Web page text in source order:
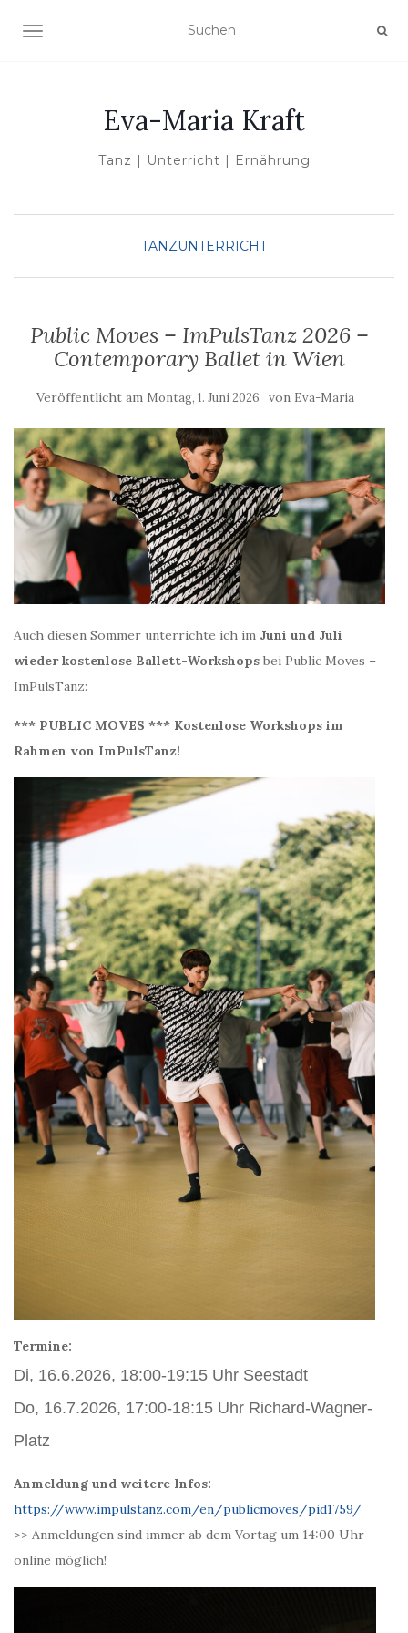
NAVIGATION UMSCHALTEN
Eva-Maria Kraft
Tanz | Unterricht | Ernährung
TANZUNTERRICHT
Public Moves – ImPulsTanz 2026 –
Contemporary Ballet in Wien
Veröffentlicht am Montag, 1. Juni 2026 von Eva-Maria
Auch diesen Sommer unterrichte ich im Juni und Juli
wieder kostenlose Ballett-Workshops bei Public Moves –
ImPulsTanz:
*** PUBLIC MOVES *** Kostenlose Workshops im
Rahmen von ImPulsTanz!
Termine:
Di, 16.6.2026, 18:00-19:15 Uhr Seestadt
Do, 16.7.2026, 17:00-18:15 Uhr Richard-Wagner-
Platz
Anmeldung und weitere Infos:
https://www.impulstanz.com/en/publicmoves/pid1759/
>> Anmeldungen sind immer ab dem Vortag um 14:00 Uhr
online möglich!